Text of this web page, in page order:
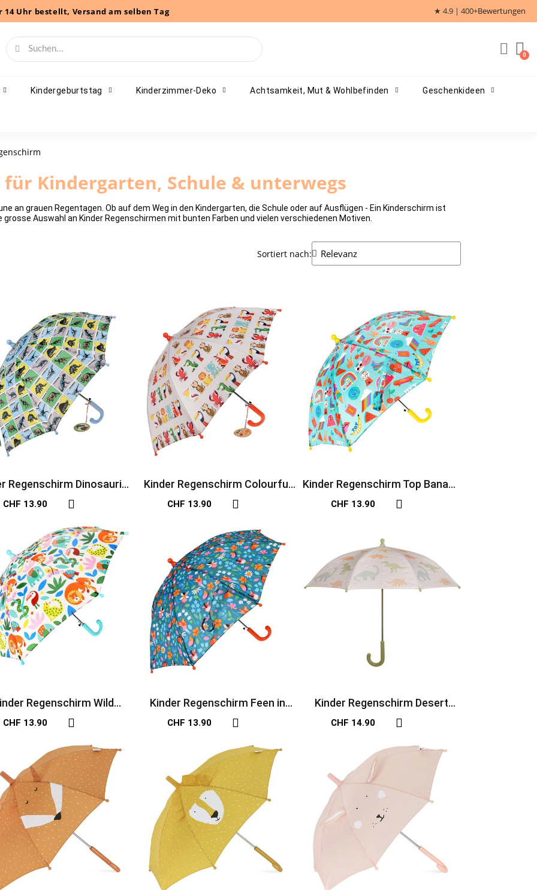
14 Uhr bestellt, Versand am selben Tag ★ 4.9 | 400+Bewertungen
Kindergeburtstag Kinderzimmer-Deko Achtsamkeit, Mut & Wohlbefinden Geschenkideen
Kindergarten, Schule & unterwegs
an grauen Regentagen. Ob auf dem Weg in den Kindergarten, die Schule oder auf Ausflügen - Ein Kinderschirm ist
Auswahl an Kinder Regenschirmen mit bunten Farben und vielen verschiedenen Motiven.
Sortiert nach:
Regenschirm Dinosaurier
Prehistoric Land
CHF 13.90
Kinder Regenschirm Colourful
Creatures in bunt
CHF 13.90
Kinder Regenschirm Top Banana
in bunt
CHF 13.90
Regenschirm Wild
Wonders in bunt
CHF 13.90
Kinder Regenschirm Feen in
CHF 13.90
Kinder Regenschirm Desert
Dinosaurier
CHF 14.90